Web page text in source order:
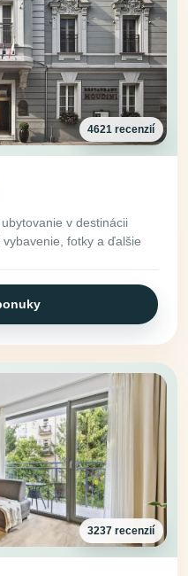
4621 recenzií
v destinácii
fotky a ďalšie
3237 recenzií